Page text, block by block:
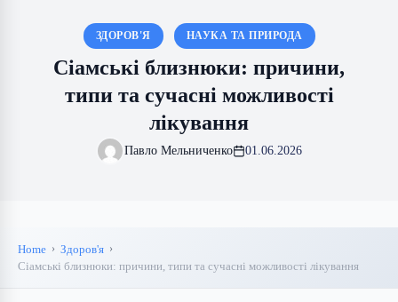
ЗДОРОВ'Я НАУКА ТА ПРИРОДА
Сіамські близнюки: причини,
типи та сучасні можливості
лікування
Павло Мельниченко 01.06.2026
Home
Здоров'я
Сіамські близнюки: причини, типи та сучасні можливості лікування